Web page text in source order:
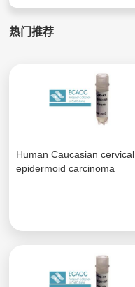
热门推荐
Human Caucasian cervical
epidermoid carcinoma